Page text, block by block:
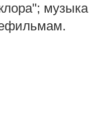
музыка